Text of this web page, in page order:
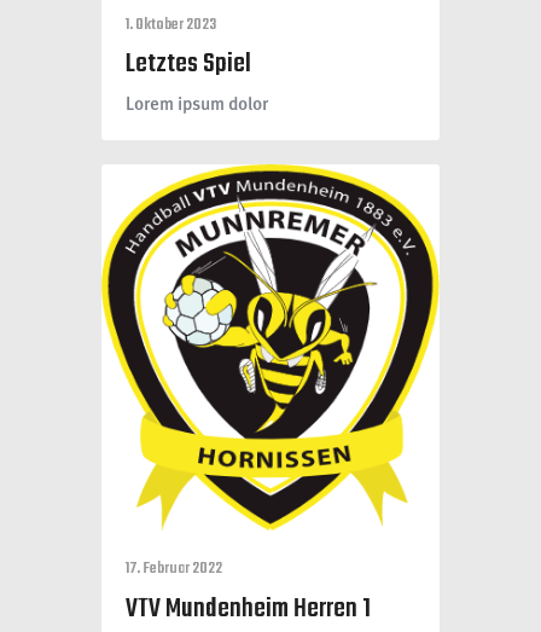
1. Oktober 2023
Letztes Spiel
Lorem ipsum dolor
17. Februar 2022
VTV Mundenheim Herren 1